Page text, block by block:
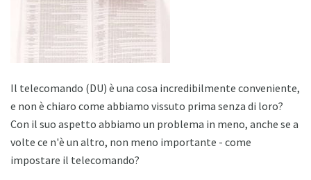
Il telecomando (DU) è una cosa incredibilmente conveniente,
e non è chiaro come abbiamo vissuto prima senza di loro?
Con il suo aspetto abbiamo un problema in meno, anche se a
volte ce n'è un altro, non meno importante - come
impostare il telecomando?